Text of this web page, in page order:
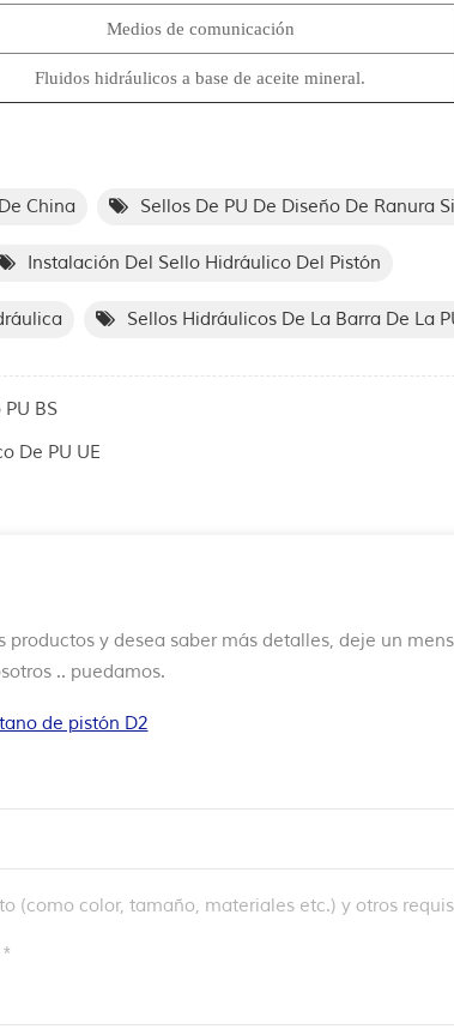
Medios de comunicación
Fluidos hidráulicos a base de aceite mineral.
China Sellos De PU De Diseño De Ranura
Instalación Del Sello Hidráulico Del Pistón
Sellos Hidráulicos De La Barra De La
BS
De PU UE
productos y desea saber más detalles, deje un
.. puedamos.
de pistón D2